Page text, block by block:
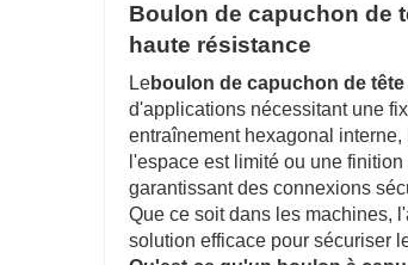
Boulon de capuchon de
haute résistance
Leboulon de capuchon de
d'applications nécessitant une
entraînement hexagonal interne,
l'espace est limité ou une
garantissant des connexions
Que ce soit dans les machines,
solution efficace pour sécuriser